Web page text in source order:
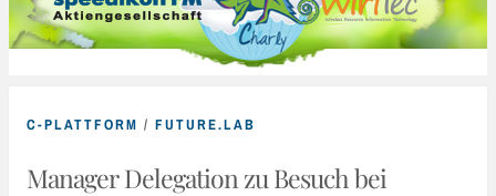
C-PLATTFORM / FUTURE.LAB
Manager Delegation zu Besuch bei